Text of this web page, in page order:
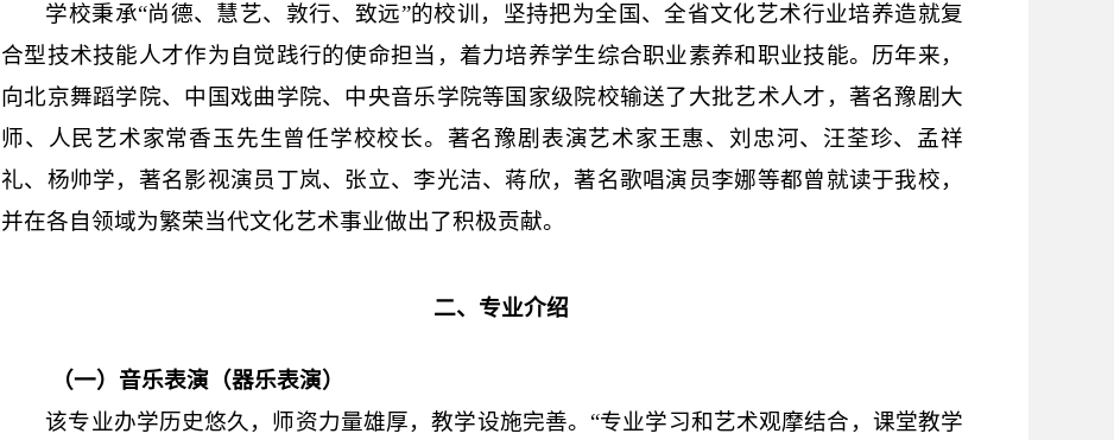
学校秉承“尚德、慧艺、敦行、致远”的校训，坚持把为全国、全省文化艺术行业培养造就复
合型技术技能人才作为自觉践行的使命担当，着力培养学生综合职业素养和职业技能。历年来，
向北京舞蹈学院、中国戏曲学院、中央音乐学院等国家级院校输送了大批艺术人才，著名豫剧大
师、人民艺术家常香玉先生曾任学校校长。著名豫剧表演艺术家王惠、刘忠河、汪荃珍、孟祥
礼、杨帅学，著名影视演员丁岚、张立、李光洁、蒋欣，著名歌唱演员李娜等都曾就读于我校，
并在各自领域为繁荣当代文化艺术事业做出了积极贡献。
二、专业介绍
（一）音乐表演（器乐表演）
该专业办学历史悠久，师资力量雄厚，教学设施完善。“专业学习和艺术观摩结合，课堂教学